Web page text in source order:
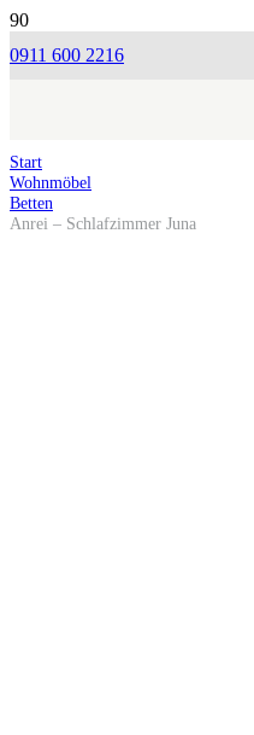
0911 600 2216
Start
Wohnmöbel
Betten
Anrei – Schlafzimmer Juna